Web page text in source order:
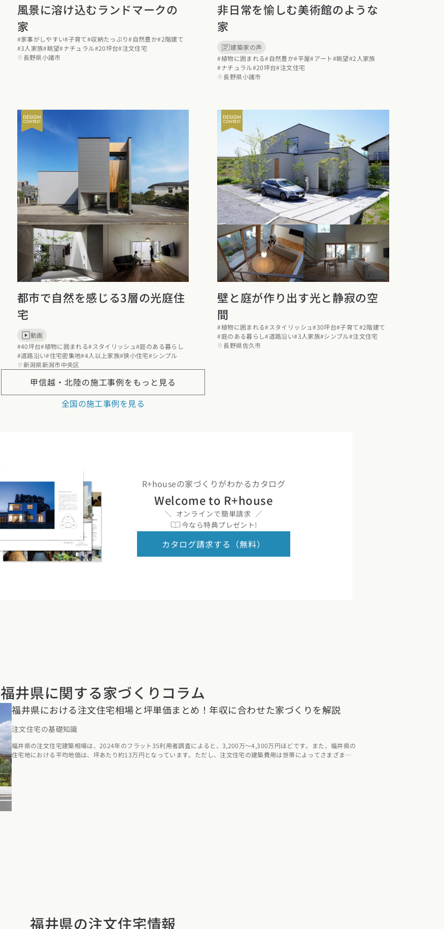
風景に溶け込むランドマークの
家
#家事がしやすい#子育て#収納たっぷり#自然豊か#2階建て
#3人家族#眺望#ナチュラル#20坪台#注文住宅
長野県小諸市
非日常を愉しむ美術館のような
家
建築家の声
#植物に囲まれる#自然豊か#平屋#アート#眺望#2人家族
#ナチュラル#20坪台#注文住宅
長野県小諸市
都市で自然を感じる3層の光庭住
宅
動画
#40坪台#植物に囲まれる#スタイリッシュ#庭のある暮らし
#道路沿い#住宅密集地#4人以上家族#狭小住宅#シンプル
新潟県新潟市中央区
壁と庭が作り出す光と静寂の空
間
#植物に囲まれる#スタイリッシュ#30坪台#子育て#2階建て
#庭のある暮らし#道路沿い#3人家族#シンプル#注文住宅
長野県佐久市
甲信越・北陸の施工事例をもっと見る
全国の施工事例を見る
R+houseの家づくりがわかるカタログ
Welcome to R+house
オンラインで簡単請求
今なら特典プレゼント!
カタログ請求する（無料）
福井県に関する家づくりコラム
福井県における注文住宅相場と坪単価まとめ！年収に合わせた家づくりを解説
注文住宅の基礎知識
福井県の注文住宅建築相場は、2024年のフラット35利用者調査によると、3,200万～4,300万円ほどです。また、福井県の
住宅地における平均地価は、坪あたり約13万円となっています。ただし、注文住宅の建築費用は世帯によってさまざま。
今回は、福井県における注文住宅の費用相場や土地坪単価の他、年収に合わせた家づくりのポイントをまとめました。ぜひ
家づくりの参考にしてみてください。
福井県の注文住宅情報